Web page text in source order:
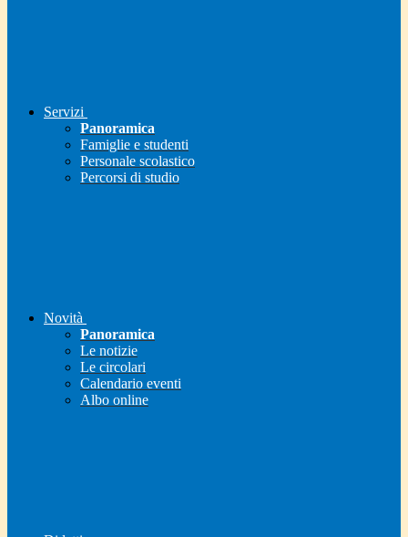
Servizi
Panoramica
Famiglie e studenti
Personale scolastico
Percorsi di studio
Novità
Panoramica
Le notizie
Le circolari
Calendario eventi
Albo online